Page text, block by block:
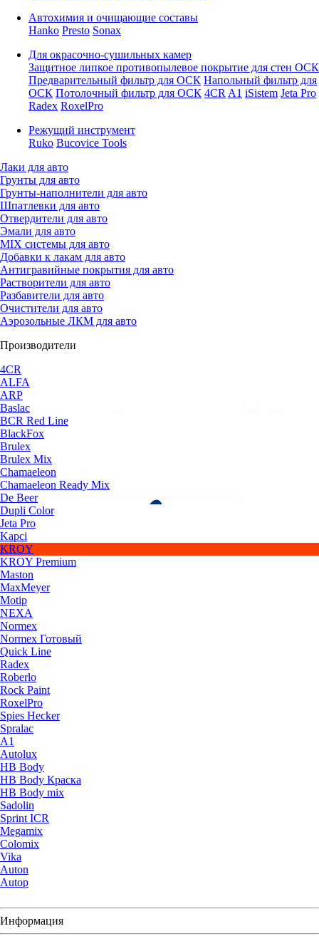
Автохимия и очищающие составы
Hanko Presto Sonax
Для окрасочно-сушильных камер
Защитное липкое противопылевое покрытие для стен ОСК
Предварительный фильтр для ОСК Напольный фильтр для
ОСК Потолочный фильтр для ОСК 4CR A1 iSistem Jeta Pro
Radex RoxelPro
Режущий инструмент
Ruko Bucovice Tools
Лаки для авто
Грунты для авто
Грунты-наполнители для авто
Шпатлевки для авто
Отвердители для авто
Эмали для авто
MIX системы для авто
Добавки к лакам для авто
Антигравийные покрытия для авто
Растворители для авто
Разбавители для авто
Очистители для авто
Аэрозольные ЛКМ для авто
Производители
4CR
ALFA
ARP
Baslac
BCR Red Line
BlackFox
Brulex
Brulex Mix
Chamaeleon
Chamaeleon Ready Mix
De Beer
Dupli Color
Jeta Pro
Kapci
KROY
KROY Premium
Maston
MaxMeyer
Motip
NEXA
Normex
Normex Готовый
Quick Line
Radex
Roberlo
Rock Paint
RoxelPro
Spies Hecker
Spralac
A1
Autolux
HB Body
HB Body Краска
HB Body mix
Sadolin
Sprint ICR
Megamix
Colomix
Vika
Auton
Autop
Информация